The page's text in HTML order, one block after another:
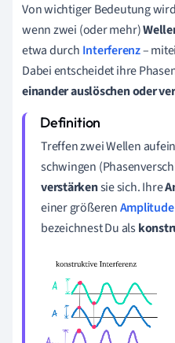
Von wichtiger Bedeutung
wenn zwei (oder mehr)
etwa durch Interferenz–
Dabei entscheidet ihre
einander auslöschen oder
Treffen zwei Wellen
schwingen
verstärkensie sich. Ihre
einer größerenAmplitude
bezeichnest Du als